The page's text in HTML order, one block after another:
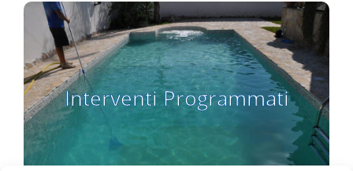
Interventi Programmati
Interventi Programmati
Vai alla pagina